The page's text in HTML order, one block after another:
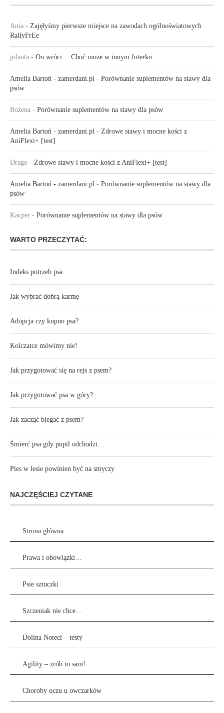
Ania - Zajęłyśmy pierwsze miejsce na zawodach ogólnoświatowych
RallyFrEe
jolanta - On wróci… Choć może w innym futerku…
Amelia Bartoń - zamerdani.pl - Porównanie suplementów na stawy dla
psów
Bożena - Porównanie suplementów na stawy dla psów
Amelia Bartoń - zamerdani.pl - Zdrowe stawy i mocne kości z
AniFlexi+ [test]
Drago - Zdrowe stawy i mocne kości z AniFlexi+ [test]
Amelia Bartoń - zamerdani.pl - Porównanie suplementów na stawy dla
psów
Kacper - Porównanie suplementów na stawy dla psów
WARTO PRZECZYTAĆ:
Indeks potrzeb psa
Jak wybrać dobrą karmę
Adopcja czy kupno psa?
Kolczatce mówimy nie!
Jak przygotować się na rejs z psem?
Jak przygotować psa w góry?
Jak zacząć biegać z psem?
Śmierć psa gdy pupil odchodzi…
Pies w lesie powinien być na smyczy
NAJCZĘŚCIEJ CZYTANE
Strona główna
Prawa i obowiązki…
Psie sztuczki
Szczeniak nie chce…
Dolina Noteci – testy
Agility – zrób to sam!
Choroby oczu u owczarków